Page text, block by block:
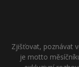
Zjišťovat, poznávat
je motto